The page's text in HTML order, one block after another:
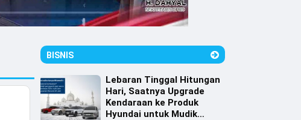
BISNIS
Lebaran Tinggal Hitungan
Hari, Saatnya Upgrade
Kendaraan ke Produk
Hyundai untuk Mudik